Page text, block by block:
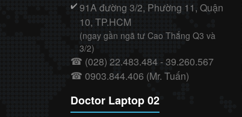
✔️ 91A đường 3/2, Phường 11, Quận
10, TP.HCM
(ngay gần ngã tư Cao Thắng Q3 và
3/2)
☎ (028) 22.483.484 - 39.260.567
☎ 0903.844.406 (Mr. Tuấn)
Doctor Laptop 02